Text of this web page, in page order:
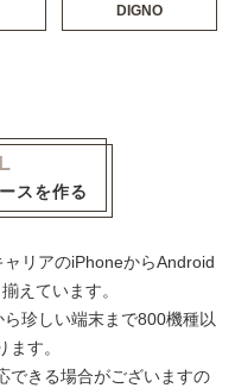
DIGNO
スを作る
リアのiPhoneからAndroid
えています。
珍しい端末まで800機種以
す。
できる場合がございますの